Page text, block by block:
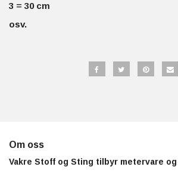
3 = 30 cm
osv.
Om oss
Vakre Stoff og Sting tilbyr metervare